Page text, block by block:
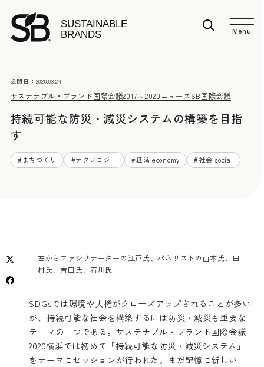
Menu
サステナブル・ブランド国際会議2017～2020 ニュースSB国際会議
公開日： 2020.03.24
持続可能な防災・減災システムの構築を目指
す
#まちづくり #テクノロジー #経済 economy #社会 social
左からファシリテーターの江戸氏、パネリストの山本氏、田
村氏、吉田氏、石川氏
SDGsでは環境や人権がクローズアップされることが多い
が、持続可能な社会を構築するには防災・減災も重要な
テーマの一つである。サステナブル・ブランド国際会議
2020横浜では初めて「持続可能な防災・減災システム」
をテーマにセッションが行われた。まだ記憶に新しい